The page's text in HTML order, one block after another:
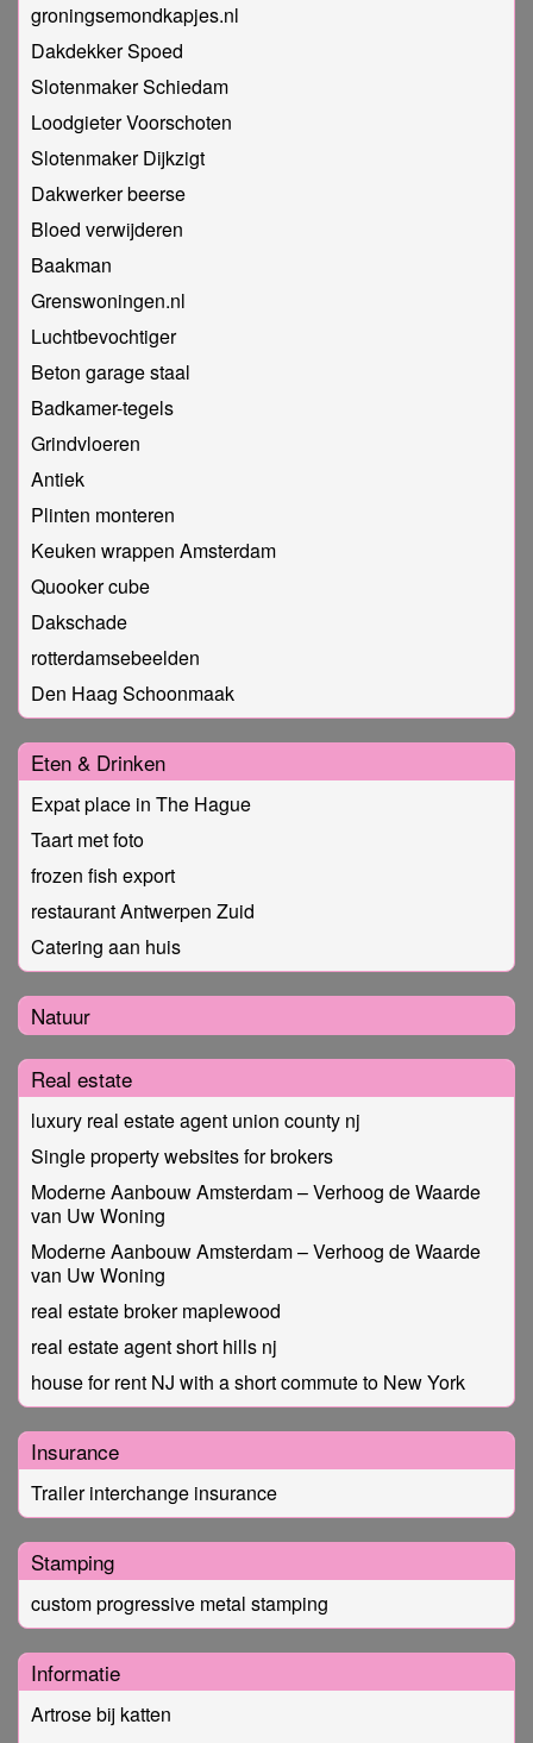
groningsemondkapjes.nl
Dakdekker Spoed
Slotenmaker Schiedam
Loodgieter Voorschoten
Slotenmaker Dijkzigt
Dakwerker beerse
Bloed verwijderen
Baakman
Grenswoningen.nl
Luchtbevochtiger
Beton garage staal
Badkamer-tegels
Grindvloeren
Antiek
Plinten monteren
Keuken wrappen Amsterdam
Quooker cube
Dakschade
rotterdamsebeelden
Den Haag Schoonmaak
Eten & Drinken
Expat place in The Hague
Taart met foto
frozen fish export
restaurant Antwerpen Zuid
Catering aan huis
Natuur
Real estate
luxury real estate agent union county nj
Single property websites for brokers
Moderne Aanbouw Amsterdam – Verhoog de Waarde
van Uw Woning
Moderne Aanbouw Amsterdam – Verhoog de Waarde
van Uw Woning
real estate broker maplewood
real estate agent short hills nj
house for rent NJ with a short commute to New York
Insurance
Trailer interchange insurance
Stamping
custom progressive metal stamping
Informatie
Artrose bij katten